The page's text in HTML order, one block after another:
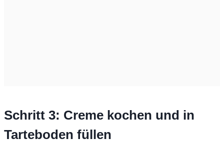
Schritt 3: Creme kochen und in
Tarteboden füllen